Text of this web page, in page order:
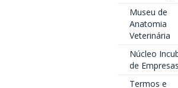
Museu de
Anatomia
Veterinária
Núcleo
de Empresas
Termos e